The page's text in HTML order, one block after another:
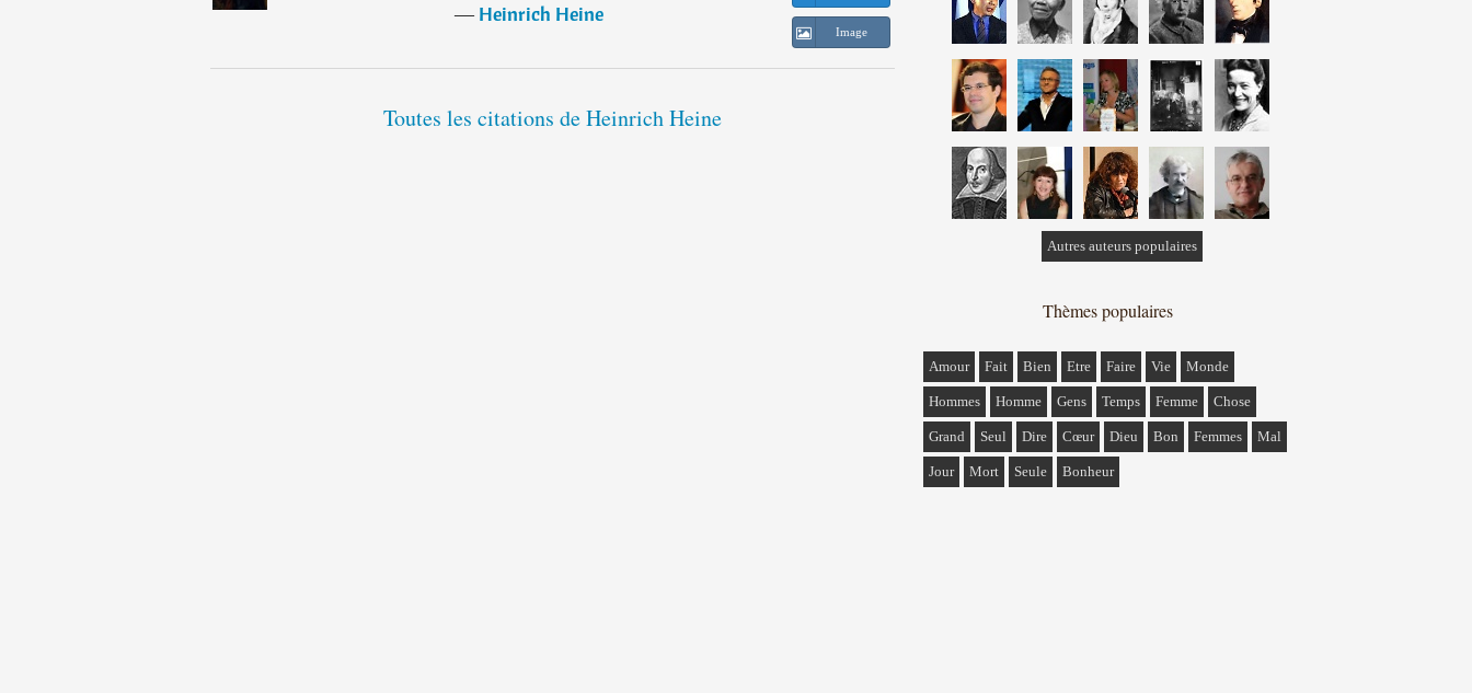
―Heinrich Heine
Image
Toutes les citations de Heinrich Heine
Autres auteurs populaires
Thèmes populaires
Amour Fait Bien Etre Faire Vie Monde
Hommes Homme Gens Temps Femme Chose
Grand Seul Dire Cœur Dieu Bon Femmes Mal
Jour Mort Seule Bonheur